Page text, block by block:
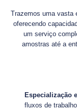
Trazemos uma vasta
oferecendo
um serviço
amostras até a
Especialização
fluxos de